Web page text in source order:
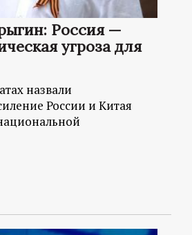
Россия —
угроза для
назвали
России и Китая